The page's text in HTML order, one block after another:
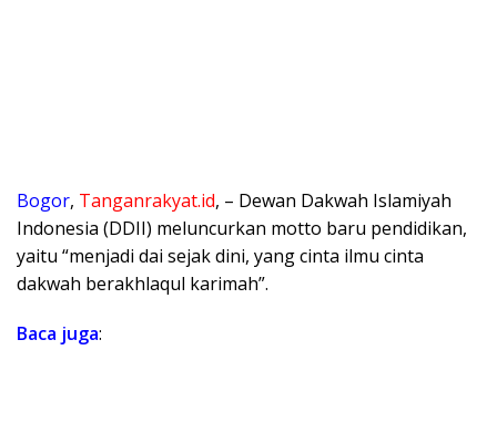
Bogor, Tanganrakyat.id, – Dewan Dakwah Islamiyah
Indonesia (DDII) meluncurkan motto baru pendidikan,
yaitu “menjadi dai sejak dini, yang cinta ilmu cinta
dakwah berakhlaqul karimah”.
Baca juga: